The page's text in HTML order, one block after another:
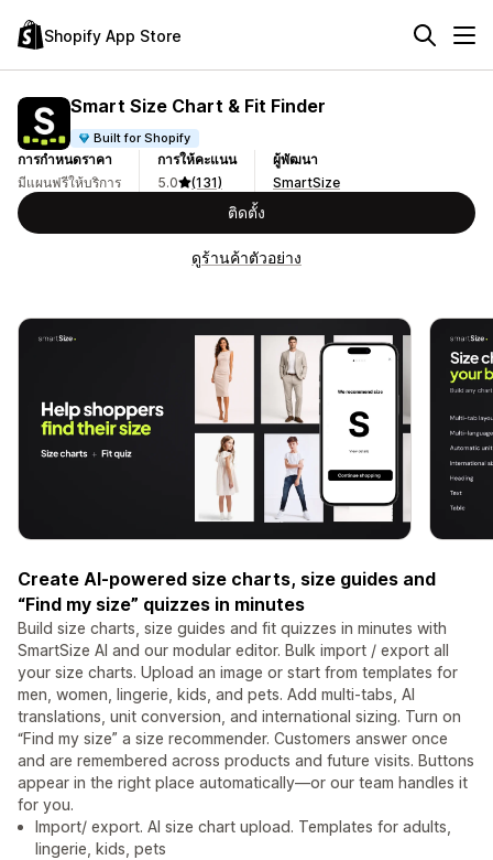
Shopify App Store
Smart Size Chart & Fit Finder
Built for Shopify
การกำหนดราคา
มีแผนฟรีให้บริการ
การให้คะแนน
5.0
(131)
ผู้พัฒนา
SmartSize
ติดตั้ง
ดูร้านค้าตัวอย่าง
Create AI-powered size charts, size guides and
“Find my size” quizzes in minutes
Build size charts, size guides and fit quizzes in minutes with
SmartSize AI and our modular editor. Bulk import / export all
your size charts. Upload an image or start from templates for
men, women, lingerie, kids, and pets. Add multi-tabs, AI
translations, unit conversion, and international sizing. Turn on
“Find my size” a size recommender. Customers answer once
and are remembered across products and future visits. Buttons
appear in the right place automatically—or our team handles it
for you.
Import/ export. AI size chart upload. Templates for adults,
lingerie, kids, pets